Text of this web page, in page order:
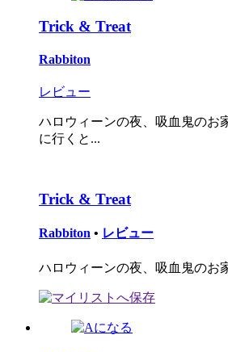
Trick & Treat
Rabbiton
レビュー
ハロウィーンの夜、吸血鬼のお
に行くと...
Trick & Treat
Rabbiton • レビュー
ハロウィーンの夜、吸血鬼のお